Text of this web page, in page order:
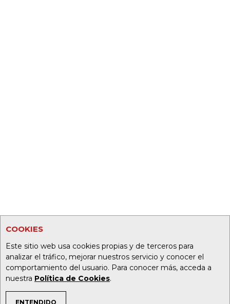
COOKIES
Este sitio web usa cookies propias y de terceros para
analizar el tráfico, mejorar nuestros servicio y conocer el
comportamiento del usuario. Para conocer más, acceda a
nuestra Política de Cookies.
ENTENDIDO